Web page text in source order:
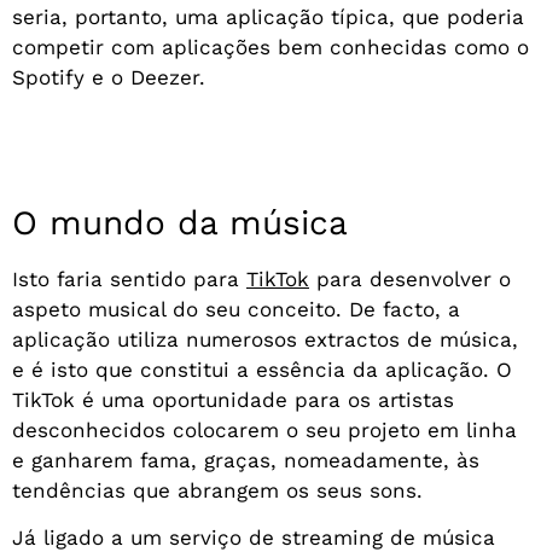
seria, portanto, uma aplicação típica, que poderia
competir com aplicações bem conhecidas como o
Spotify e o Deezer.
O mundo da música
Isto faria sentido para TikTok para desenvolver o
aspeto musical do seu conceito. De facto, a
aplicação utiliza numerosos extractos de música,
e é isto que constitui a essência da aplicação. O
TikTok é uma oportunidade para os artistas
desconhecidos colocarem o seu projeto em linha
e ganharem fama, graças, nomeadamente, às
tendências que abrangem os seus sons.
Já ligado a um serviço de streaming de música